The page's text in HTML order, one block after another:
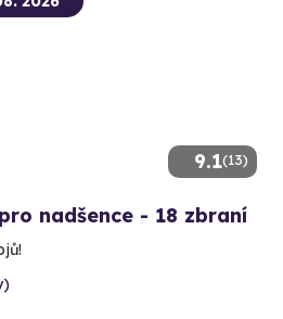
9.1(13)
nadšence - 18 zbraní